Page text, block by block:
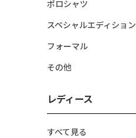
ポロシャツ
スペシャルエディション
フォーマル
その他
レディース
すべて見る